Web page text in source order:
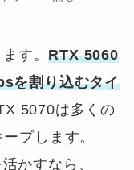
す。RTX 5060
を割り込むタイ
5070は多くの
プします。
かすなら、